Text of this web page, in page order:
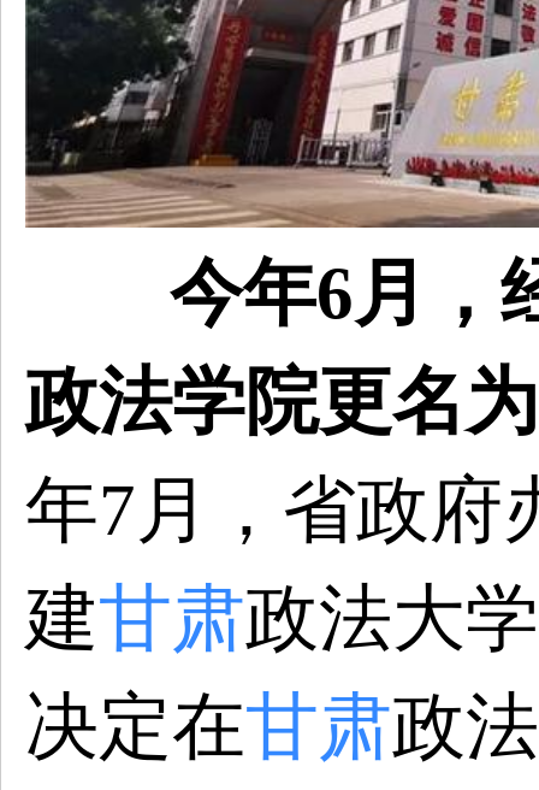
今年6月，
政法学院更名为
年7月，省政府
建甘肃政法大
决定在甘肃政